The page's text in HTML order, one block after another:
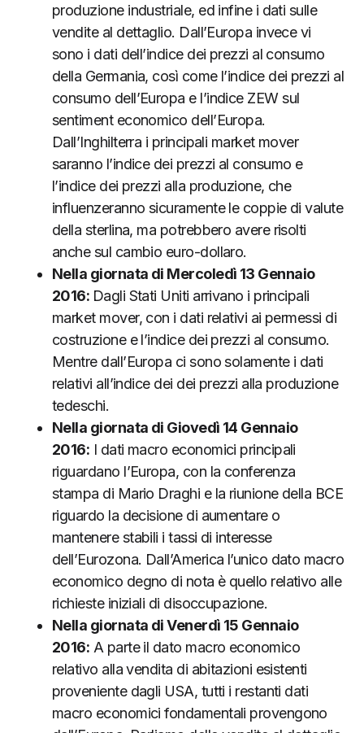
produzione industriale, ed infine i dati sulle
vendite al dettaglio. Dall’Europa invece vi
sono i dati dell’indice dei prezzi al consumo
della Germania, così come l’indice dei prezzi al
consumo dell’Europa e l’indice ZEW sul
sentiment economico dell’Europa.
Dall’Inghilterra i principali market mover
saranno l’indice dei prezzi al consumo e
l’indice dei prezzi alla produzione, che
influenzeranno sicuramente le coppie di valute
della sterlina, ma potrebbero avere risolti
anche sul cambio euro-dollaro.
Nella giornata di Mercoledì 13 Gennaio
2016: Dagli Stati Uniti arrivano i principali
market mover, con i dati relativi ai permessi di
costruzione e l’indice dei prezzi al consumo.
Mentre dall’Europa ci sono solamente i dati
relativi all’indice dei dei prezzi alla produzione
tedeschi.
Nella giornata di Giovedì 14 Gennaio
2016: I dati macro economici principali
riguardano l’Europa, con la conferenza
stampa di Mario Draghi e la riunione della BCE
riguardo la decisione di aumentare o
mantenere stabili i tassi di interesse
dell’Eurozona. Dall’America l’unico dato macro
economico degno di nota è quello relativo alle
richieste iniziali di disoccupazione.
Nella giornata di Venerdì 15 Gennaio
2016: A parte il dato macro economico
relativo alla vendita di abitazioni esistenti
proveniente dagli USA, tutti i restanti dati
macro economici fondamentali provengono